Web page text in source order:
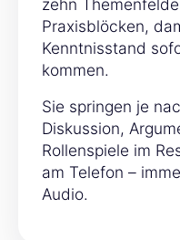
Praxisblöcken,
Kenntnisstand
kommen.
Sie springen je
Diskussion,
Rollenspiele im
am Telefon –
Audio.